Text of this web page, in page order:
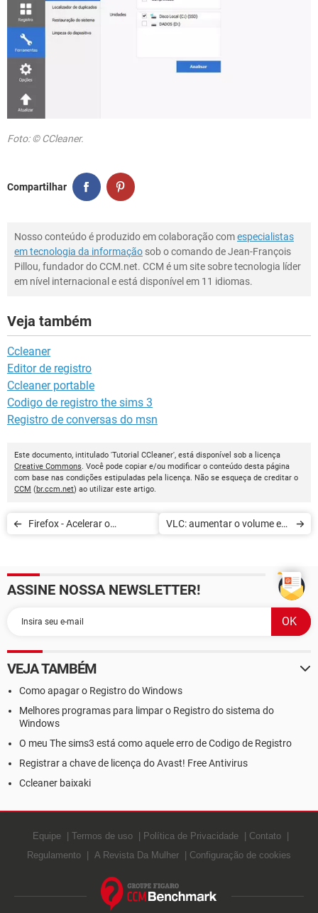
Foto: © CCleaner.
Compartilhar
Nosso conteúdo é produzido em colaboração comespecialistas
em tecnologia da informação sob o comando de Jean-François
Pillou, fundador do CCM.net. CCM é um site sobre tecnologia líder
em nível internacional e está disponível em 11 idiomas.
Veja também
Ccleaner
Editor de registro
Ccleaner portable
Codigo de registro the sims 3
Registro de conversas do msn
Este documento, intitulado 'Tutorial CCleaner', está disponível sob a licença
Creative Commons. Você pode copiar e/ou modificar o conteúdo desta página
com base nas condições estipuladas pela licença. Não se esqueça de creditar o
CCM (br.ccm.net) ao utilizar este artigo.
Firefox - Acelerar o
VLC: aumentar o volume em
ASSINE NOSSA NEWSLETTER!
VEJA TAMBÉM
Como apagar o Registro do Windows
Melhores programas para limpar o Registro do sistema do
Windows
O meu The sims3 está como aquele erro de Codigo de Registro
Registrar a chave de licença do Avast! Free Antivirus
Ccleaner baixaki
Equipe Termos de uso Política de Privacidade
Contato
Regulamento
A Revista Da Mulher Configuração de cookies